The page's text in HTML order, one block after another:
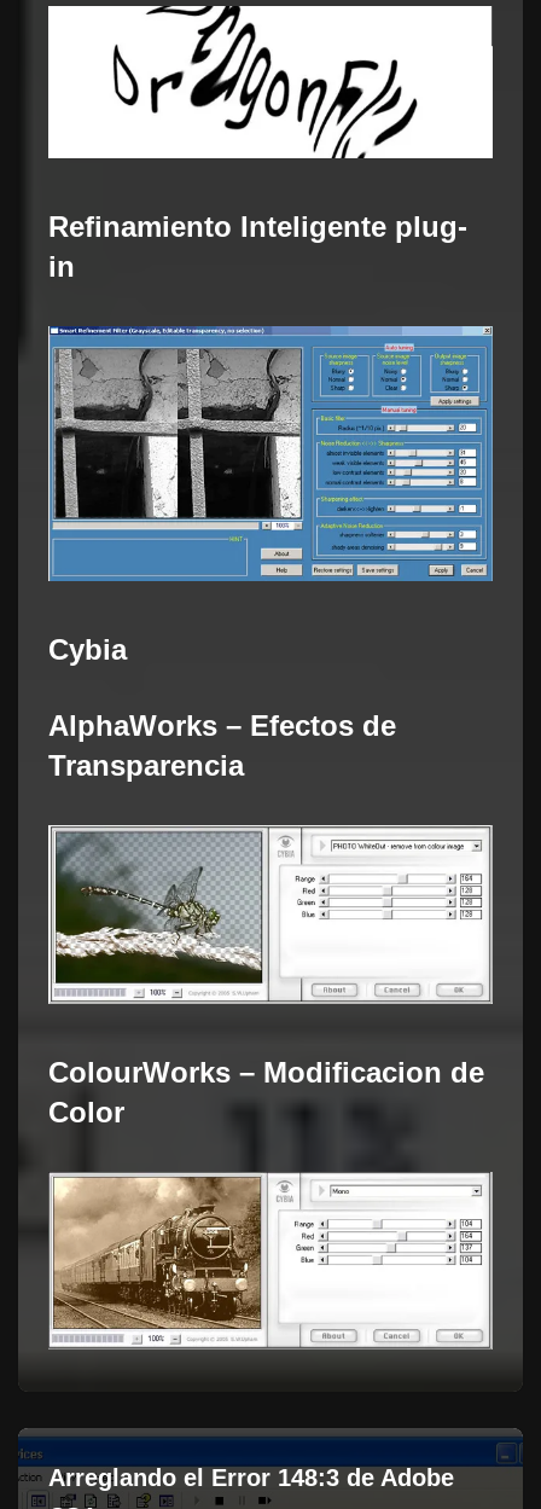
Refinamiento Inteligente plug-
in
Cybia
AlphaWorks – Efectos de
Transparencia
ColourWorks – Modificacion de
Color
Arreglando el Error 148:3 de Adobe